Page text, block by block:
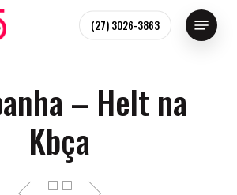
(27) 3026-3863
Menu
– Helt na
Kbça